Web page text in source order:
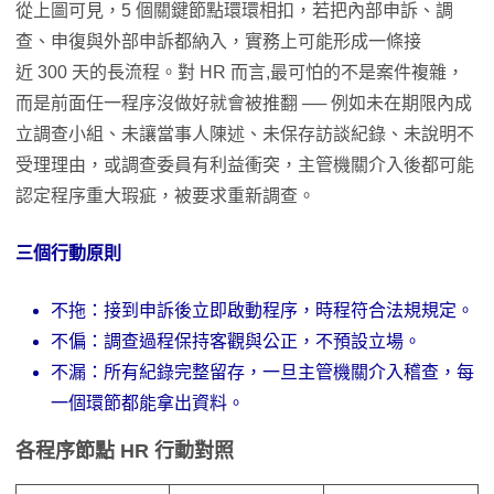
從上圖可見，5 個關鍵節點環環相扣，若把內部申訴、調
查、申復與外部申訴都納入，實務上可能形成一條接
近 300 天的長流程。對 HR 而言,最可怕的不是案件複雜，
而是前面任一程序沒做好就會被推翻 ── 例如未在期限內成
立調查小組、未讓當事人陳述、未保存訪談紀錄、未說明不
受理理由，或調查委員有利益衝突，主管機關介入後都可能
認定程序重大瑕疵，被要求重新調查。
三個行動原則
不拖：接到申訴後立即啟動程序，時程符合法規規定。
不偏：調查過程保持客觀與公正，不預設立場。
不漏：所有紀錄完整留存，一旦主管機關介入稽查，每
一個環節都能拿出資料。
各程序節點 HR 行動對照